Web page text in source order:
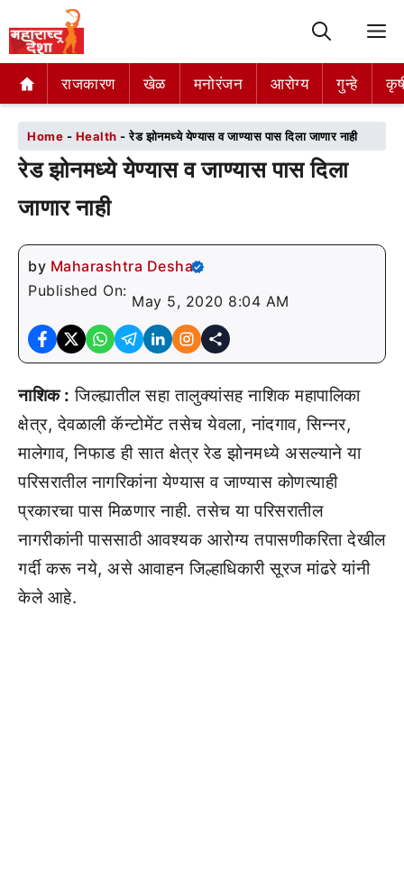
राजकारण खेळ मनोरंजन आरोग्य गुन्हे
राजकारण खेळ मनोरंजन आरोग्य गुन्हे
Home - Health -रेड झोनमध्ये येण्यास व जाण्यास पास दिला जाणार नाही
रेड झोनमध्ये येण्यास व जाण्यास पास दिला
जाणार नाही
by Maharashtra Desha
Published On:
May 5, 2020 8:04 AM
नाशिक : जिल्ह्यातील सहा तालुक्यांसह नाशिक महापालिका
क्षेत्र, देवळाली कॅन्टोमेंट तसेच येवला, नांदगाव, सिन्नर,
मालेगाव, निफाड ही सात क्षेत्र रेड झोनमध्ये असल्याने या
परिसरातील नागरिकांना येण्यास व जाण्यास कोणत्याही
प्रकारचा पास मिळणार नाही. तसेच या परिसरातील
नागरीकांनी पाससाठी आवश्यक आरोग्य तपासणीकरिता देखील
गर्दी करू नये, असे आवाहन जिल्हाधिकारी सूरज मांढरे यांनी
केले आहे.